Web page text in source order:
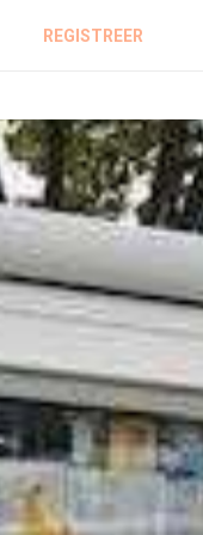
REGISTREER